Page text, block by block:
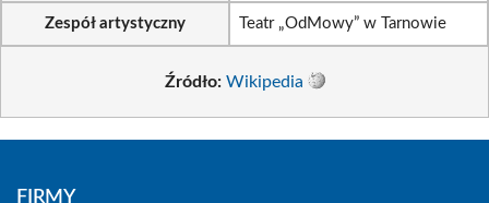
Zespół artystyczny Teatr „OdMowy” w Tarnowie
Źródło: Wikipedia
FIRMY